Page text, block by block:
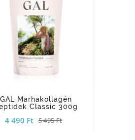
add_shopping_cart
GAL Marhakollagén
Classic 300g
4 490 Ft 5 495 Ft